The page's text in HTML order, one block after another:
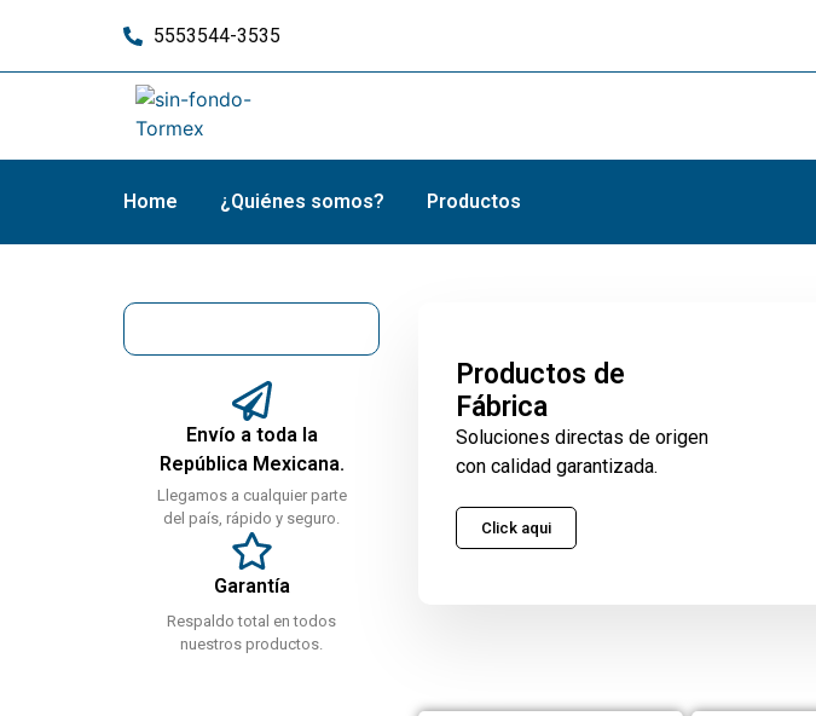
5553544-3535
Home ¿Quiénes somos? Productos
Envío a toda la
República Mexicana.
Llegamos a cualquier parte
del país, rápido y seguro.
Garantía
Respaldo total en todos
nuestros productos.
Productos de
Fábrica
Soluciones directas de origen
con calidad garantizada.
Click aqui